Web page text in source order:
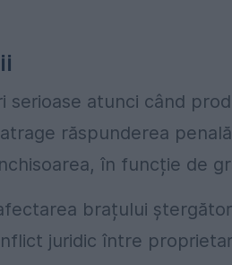
atunci când
răspunderea
în funcție de
brațului
juridic între